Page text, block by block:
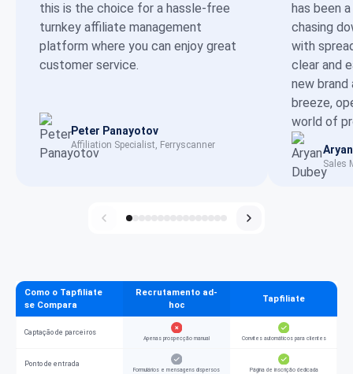
this is the choice for a hassle-free
turnkey affiliate management
platform where you can enjoy great
customer service.
Peter Panayotov
Affiliation Specialist, Ferryscanner
has been
chasing
with
clear and
new brand
breeze,
world of
Sales
Como o Tapfiliate
se Compara
Recrutamento ad-
hoc
Tapfiliate
Captação de parceiros
Apenas prospecção manual Convites automáticos para clientes
Ponto de entrada
Formulários e mensagens dispersos Página de inscrição dedicada